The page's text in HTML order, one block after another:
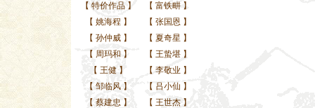
【 特价作品】 【 富铁畊 】
【 姚海程 】 【 张国恩 】
【 孙仲威】 【 夏奇星 】
【 周玛和 】 【 王蛰堪 】
【 王健】 【 李敬业 】
【 邹临风】 【 吕小仙 】
【 蔡建忠 】 【 王世杰 】